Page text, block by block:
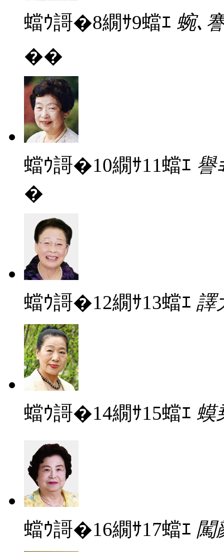
蟷ｳ謌�8繝ｻ9蟷ｴ 蜿､
��
蟷ｳ謌�10繝ｻ11蟷ｴ 譽
�
蟷ｳ謌�12繝ｻ13蟷ｴ 譯
蟷ｳ謌�14繝ｻ15蟷ｴ 蟆
蟷ｳ謌�16繝ｻ17蟷ｴ 闖